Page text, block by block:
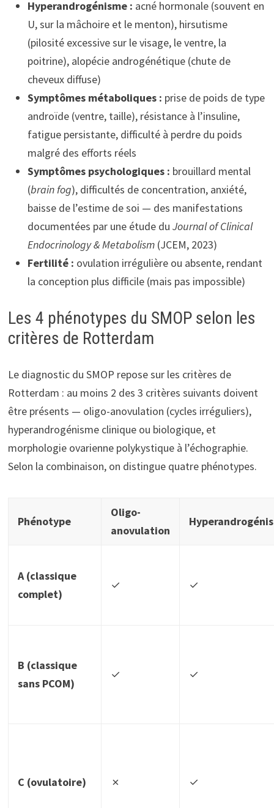
Hyperandrogénisme : acné hormonale (souvent en
U, sur la mâchoire et le menton), hirsutisme
(pilosité excessive sur le visage, le ventre, la
poitrine), alopécie androgénétique (chute de
cheveux diffuse)
Symptômes métaboliques : prise de poids de type
androïde (ventre, taille), résistance à l’insuline,
fatigue persistante, difficulté à perdre du poids
malgré des efforts réels
Symptômes psychologiques : brouillard mental
(brain fog), difficultés de concentration, anxiété,
baisse de l’estime de soi — des manifestations
documentées par une étude du Journal of Clinical
Endocrinology & Metabolism(JCEM, 2023)
Fertilité : ovulation irrégulière ou absente, rendant
la conception plus difficile (mais pas impossible)
Les 4 phénotypes du SMOP selon les
critères de Rotterdam
Le diagnostic du SMOP repose sur les critères de
Rotterdam : au moins 2 des 3 critères suivants doivent
être présents — oligo-anovulation (cycles irréguliers),
hyperandrogénisme clinique ou biologique, et
morphologie ovarienne polykystique à l’échographie.
Selon la combinaison, on distingue quatre phénotypes.
Phénotype
Oligo-
anovulation
A (classique
complet)
✓ ✓
B (classique
sans PCOM)
✓ ✓
C (ovulatoire) ✗ ✓